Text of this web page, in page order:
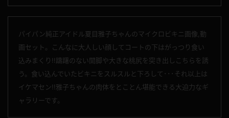
パイパン純正アイドル夏目雅子ちゃんのマイクロビキニ画像,動
画セット。こんなに大人しい顔してコートの下はがっつり食い
込みまくり!!躊躇のない開脚や大きな桃尻を突き出しこちらを誘
う。食い込んでいたビキニをスルスルと下ろして･･･それ以上は
イケマセン!!雅子ちゃんの肉体をとことん堪能できる大迫力なギ
ャラリーです。